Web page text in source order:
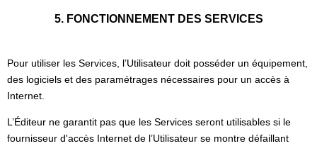
5. FONCTIONNEMENT DES SERVICES
Pour utiliser les Services, l’Utilisateur doit posséder un équipement,
des logiciels et des paramétrages nécessaires pour un accès à
Internet.
L’Éditeur ne garantit pas que les Services seront utilisables si le
fournisseur d'accès Internet de l’Utilisateur se montre défaillant